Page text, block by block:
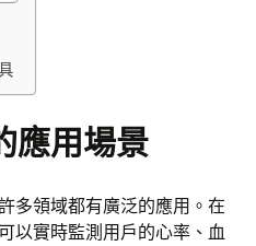
應用場景
多領域都有廣泛的應用。在
以實時監測用戶的心率、血